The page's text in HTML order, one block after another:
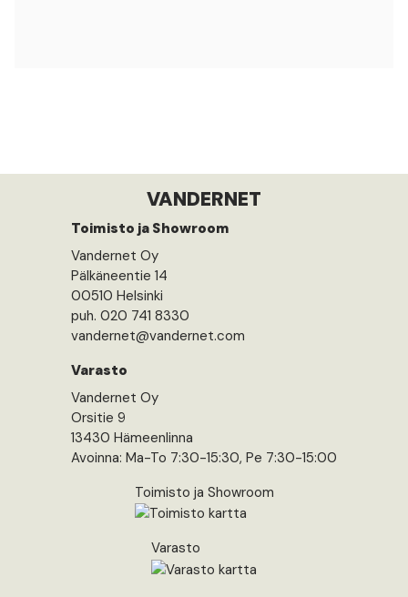
VANDERNET
Toimisto ja Showroom
Vandernet Oy
Pälkäneentie 14
00510 Helsinki
puh. 020 741 8330
vandernet@vandernet.com
Varasto
Vandernet Oy
Orsitie 9
13430 Hämeenlinna
Avoinna: Ma-To 7:30-15:30, Pe 7:30-15:00
Toimisto ja Showroom
Varasto